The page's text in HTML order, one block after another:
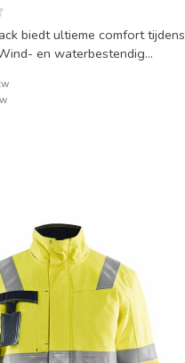
biedt ultieme comfort tijdens
en waterbestendig